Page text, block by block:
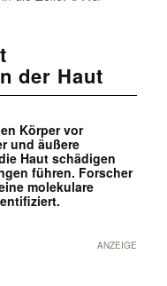
der Haut
Körper vor
und äußere
Haut schädigen
führen. Forscher
molekulare
ANZEIGE